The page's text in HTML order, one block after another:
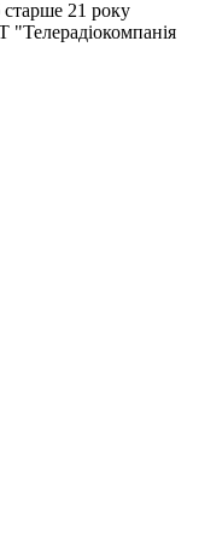
старше 21 року
"Телерадіокомпанія